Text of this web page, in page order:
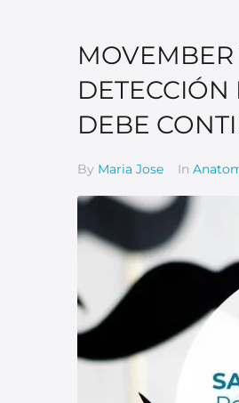
DETECCIÓN
DEBE
By Maria Jose In